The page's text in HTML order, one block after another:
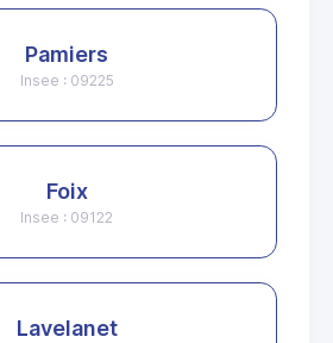
Pamiers
Insee : 09225
Foix
Insee : 09122
Lavelanet